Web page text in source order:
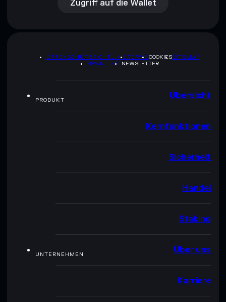
Zugriff auf die Wallet
DATENSCHUTZRICHTLINIETERMSCOOKIESSITEMAP
BRAND-KITNEWSLETTER
PRODUKT Übersicht
Kernfunktionen
Sicherheit
Handel
Staking
UNTERNEHMEN Über uns
Karriere